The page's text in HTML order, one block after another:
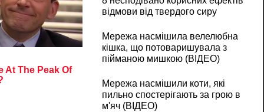
відмови від твердого сиру
Мережа насмішила велелюбна
кішка, що потоваришувала з
пійманою мишкою (ВІДЕО)
Мережа насмішили коти, які
пильно спостерігають за грою в
м'яч (ВІДЕО)